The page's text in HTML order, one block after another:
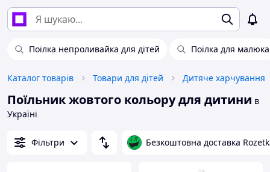
Поїлка непроливайка для дітей Поїлка для малюка
Каталог товарів Товари для дітей Дитяче харчування
Поїльник жовтого кольору для дитини в
Україні
Фільтри Безкоштовна доставка